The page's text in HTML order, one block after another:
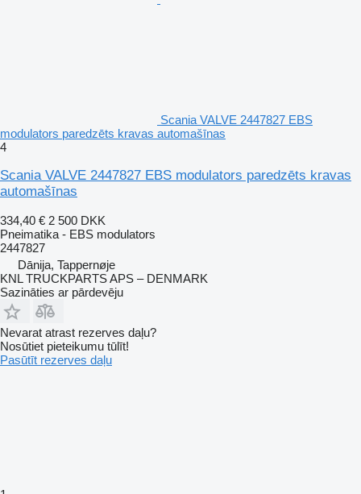
Scania VALVE 2447827 EBS
modulators paredzēts kravas automašīnas
4
Scania VALVE 2447827 EBS modulators paredzēts kravas
automašīnas
334,40 € 2 500 DKK
Pneimatika - EBS modulators
2447827
Dānija, Tappernøje
KNL TRUCKPARTS APS – DENMARK
Sazināties ar pārdevēju
Nevarat atrast rezerves daļu?
Nosūtiet pieteikumu tūlīt!
Pasūtīt rezerves daļu